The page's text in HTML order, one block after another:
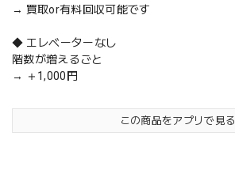
→ 買取or有料回収可能です
◆ エレベーターなし
階数が増えるごと
→ ＋1,000円
この商品をアプリで見る